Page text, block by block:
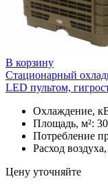
В корзину
Стационарный
LED пультом,
Охлаждение,
Площадь, м²:
Потребление
Расход
Цену уточняйте